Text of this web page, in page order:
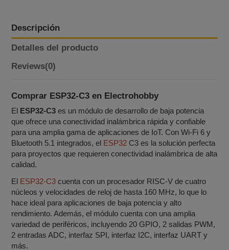
Descripción
Detalles del producto
Reviews(0)
Comprar ESP32-C3 en Electrohobby
El ESP32-C3 es un módulo de desarrollo de baja potencia
que ofrece una conectividad inalámbrica rápida y confiable
para una amplia gama de aplicaciones de IoT. Con Wi-Fi 6 y
Bluetooth 5.1 integrados, el ESP32 C3 es la solución perfecta
para proyectos que requieren conectividad inalámbrica de alta
calidad.
El ESP32-C3 cuenta con un procesador RISC-V de cuatro
núcleos y velocidades de reloj de hasta 160 MHz, lo que lo
hace ideal para aplicaciones de baja potencia y alto
rendimiento. Además, el módulo cuenta con una amplia
variedad de periféricos, incluyendo 20 GPIO, 2 salidas PWM,
2 entradas ADC, interfaz SPI, interfaz I2C, interfaz UART y
más.